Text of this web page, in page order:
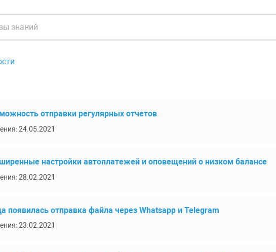
отправки регулярных отчетов
24.05.2021
настройки автоплатежей и оповещений о низком балансе
28.02.2021
появилась отправка файла через Whatsapp и Telegram
23.02.2021